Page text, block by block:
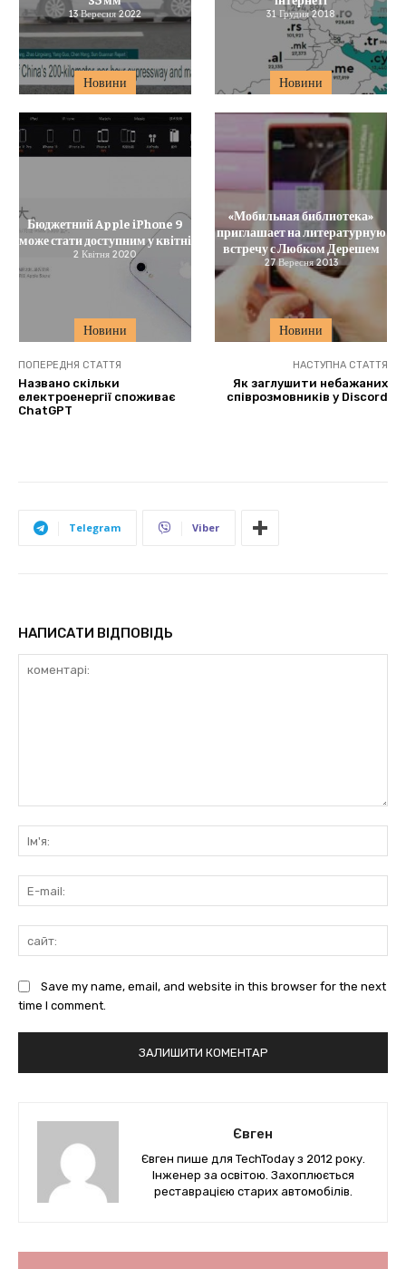
Новини
13 Вересня 2022
Новини
31 Грудня 2018
Новини
Бюджетний Apple iPhone 9
може стати доступним у квітні
2 Квітня 2020
Новини
«Мобильная библиотека»
приглашает на литературную
встречу с Любком Дерешем
27 Вересня 2013
ПОПЕРЕДНЯ СТАТТЯ
Названо скільки
електроенергії споживає
ChatGPT
НАСТУПНА СТАТТЯ
Як заглушити небажаних
співрозмовників у Discord
Telegram Viber
НАПИСАТИ ВІДПОВІДЬ
Save my name, email, and website in this browser for the next
time I comment.
Євген
Євген пише для TechToday з 2012 року.
Інженер за освітою. Захоплюється
реставрацією старих автомобілів.